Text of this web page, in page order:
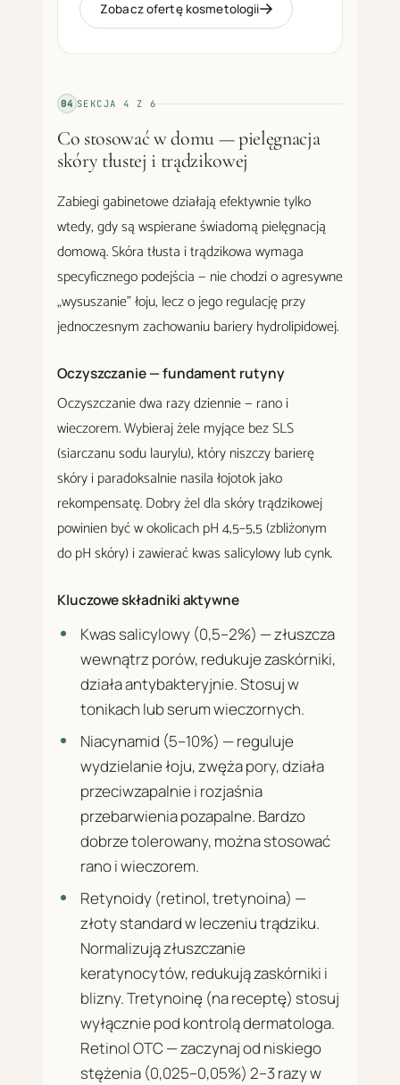
Zobacz ofertę kosmetologii
04 SEKCJA4 Z6
Co stosować w domu — pielęgnacja
skóry tłustej i trądzikowej
Zabiegi gabinetowe działają efektywnie tylko
wtedy, gdy są wspierane świadomą pielęgnacją
domową. Skóra tłusta i trądzikowa wymaga
specyficznego podejścia — nie chodzi o agresywne
„wysuszanie" łoju, lecz o jego regulację przy
jednoczesnym zachowaniu bariery hydrolipidowej.
Oczyszczanie — fundament rutyny
Oczyszczanie dwa razy dziennie — rano i
wieczorem. Wybieraj żele myjące bez SLS
(siarczanu sodu laurylu), który niszczy barierę
skóry i paradoksalnie nasila łojotok jako
rekompensatę. Dobry żel dla skóry trądzikowej
powinien być w okolicach pH 4,5–5,5 (zbliżonym
do pH skóry) i zawierać kwas salicylowy lub cynk.
Kluczowe składniki aktywne
Kwas salicylowy (0,5–2%) — złuszcza
wewnątrz porów, redukuje zaskórniki,
działa antybakteryjnie. Stosuj w
tonikach lub serum wieczornych.
Niacynamid (5–10%) — reguluje
wydzielanie łoju, zwęża pory, działa
przeciwzapalnie i rozjaśnia
przebarwienia pozapalne. Bardzo
dobrze tolerowany, można stosować
rano i wieczorem.
Retynoidy (retinol, tretynoina) —
złoty standard w leczeniu trądziku.
Normalizują złuszczanie
keratynocytów, redukują zaskórniki i
blizny. Tretynoinę (na receptę) stosuj
wyłącznie pod kontrolą dermatologa.
Retinol OTC — zaczynaj od niskiego
stężenia (0,025–0,05%) 2–3 razy w